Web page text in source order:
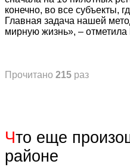
конечно, во все субъекты,
Главная задача нашей
мирную жизнь», – отметила
Прочитано 215 раз
Что еще
районе